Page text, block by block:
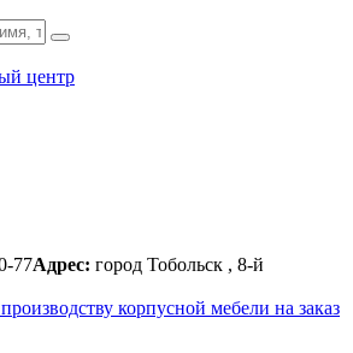
центр
77Адрес: город Тобольск , 8-й
корпусной мебели на заказ